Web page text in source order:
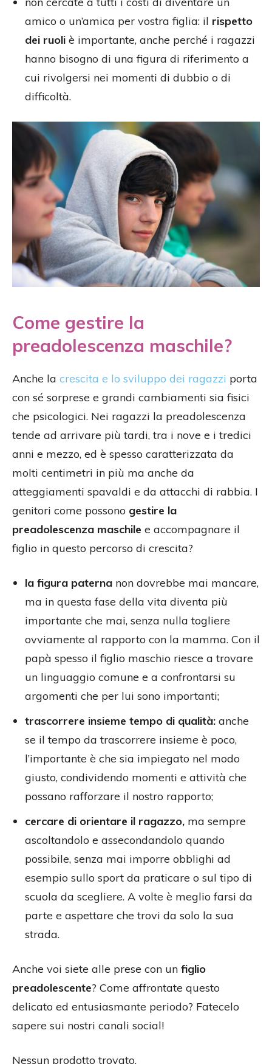
amico o un’amica per vostra figlia: il rispetto
dei ruoli è importante, anche perché i ragazzi
hanno bisogno di una figura di riferimento a
cui rivolgersi nei momenti di dubbio o di
difficoltà.
Come gestire la
preadolescenza maschile?
Anche la crescita e lo sviluppo dei ragazzi porta
con sé sorprese e grandi cambiamenti sia fisici
che psicologici. Nei ragazzi la preadolescenza
tende ad arrivare più tardi, tra i nove e i tredici
anni e mezzo, ed è spesso caratterizzata da
molti centimetri in più ma anche da
atteggiamenti spavaldi e da attacchi di rabbia. I
genitori come possono gestire la
preadolescenza maschile e accompagnare il
figlio in questo percorso di crescita?
la figura paterna non dovrebbe mai mancare,
ma in questa fase della vita diventa più
importante che mai, senza nulla togliere
ovviamente al rapporto con la mamma. Con il
papà spesso il figlio maschio riesce a trovare
un linguaggio comune e a confrontarsi su
argomenti che per lui sono importanti;
trascorrere insieme tempo di qualità: anche
se il tempo da trascorrere insieme è poco,
l’importante è che sia impiegato nel modo
giusto, condividendo momenti e attività che
possano rafforzare il nostro rapporto;
cercare di orientare il ragazzo, ma sempre
ascoltandolo e assecondandolo quando
possibile, senza mai imporre obblighi ad
esempio sullo sport da praticare o sul tipo di
scuola da scegliere. A volte è meglio farsi da
parte e aspettare che trovi da solo la sua
strada.
Anche voi siete alle prese con un figlio
preadolescente? Come affrontate questo
delicato ed entusiasmante periodo? Fatecelo
sapere sui nostri canali social!
Nessun prodotto trovato.